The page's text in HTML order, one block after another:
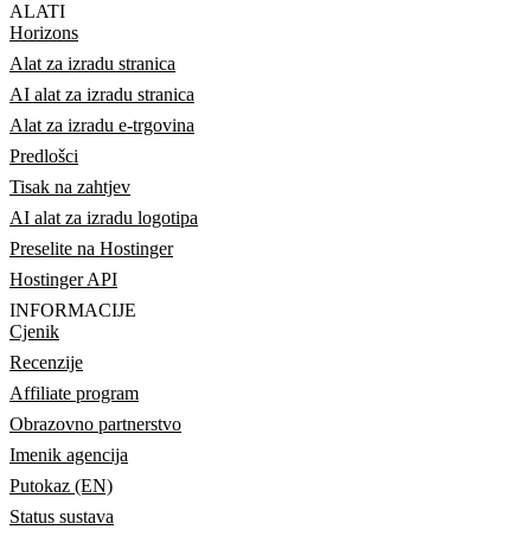
ALATI
Horizons
Alat za izradu stranica
AI alat za izradu stranica
Alat za izradu e-trgovina
Predlošci
Tisak na zahtjev
AI alat za izradu logotipa
Preselite na Hostinger
Hostinger API
INFORMACIJE
Cjenik
Recenzije
Affiliate program
Obrazovno partnerstvo
Imenik agencija
Putokaz (EN)
Status sustava